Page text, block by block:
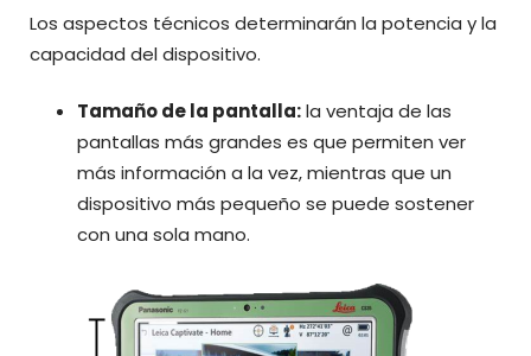
Los aspectos técnicos determinarán la potencia y la
capacidad del dispositivo.
Tamaño de la pantalla:la ventaja de las
pantallas más grandes es que permiten ver
más información a la vez, mientras que un
dispositivo más pequeño se puede sostener
con una sola mano.